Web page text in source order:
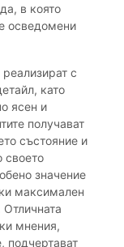
в която
осведомени
с
като
ясен и
получават
състояние и
своето
значение
максимален
мнения,
подчертават